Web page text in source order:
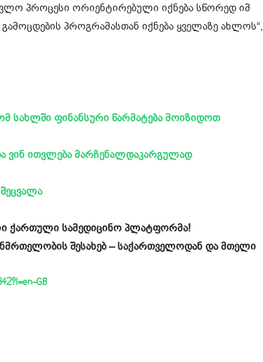
პროცესი ორიენტირებული იქნება სწორედ იმ
პროგრამასთან იქნება ყველაზე ახლოს“,
სახლში ფინანსური წარმატება მოიზიდოთ
ვინ ითვლება მარჩენალდაკარგულად
ქართული სამედიცინო პლატფორმა!
შესახებ – საქართველოდან და მთელი
GB